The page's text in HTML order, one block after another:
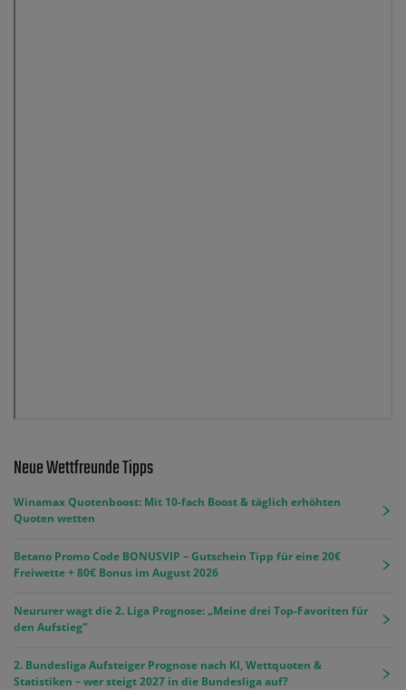
Neue Wettfreunde Tipps
Winamax Quotenboost: Mit 10-fach Boost & täglich erhöhten
Quoten wetten
Betano Promo Code BONUSVIP – Gutschein Tipp für eine 20€
Freiwette + 80€ Bonus im August 2026
Neururer wagt die 2. Liga Prognose: „Meine drei Top-Favoriten für
den Aufstieg“
2. Bundesliga Aufsteiger Prognose nach KI, Wettquoten &
Statistiken – wer steigt 2027 in die Bundesliga auf?